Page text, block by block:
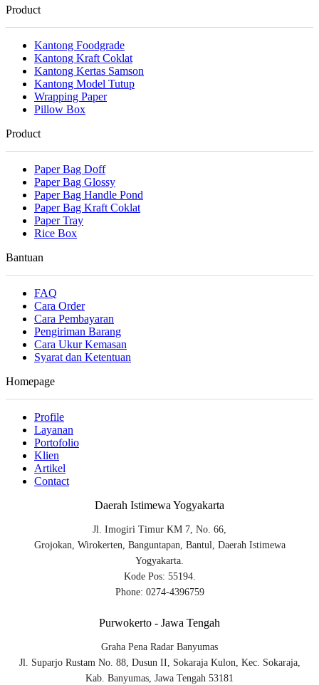
Product
Kantong Foodgrade
Kantong Kraft Coklat
Kantong Kertas Samson
Kantong Model Tutup
Wrapping Paper
Pillow Box
Product
Paper Bag Doff
Paper Bag Glossy
Paper Bag Handle Pond
Paper Bag Kraft Coklat
Paper Tray
Rice Box
Bantuan
FAQ
Cara Order
Cara Pembayaran
Pengiriman Barang
Cara Ukur Kemasan
Syarat dan Ketentuan
Homepage
Profile
Layanan
Portofolio
Klien
Artikel
Contact
Daerah Istimewa Yogyakarta
Jl. Imogiri Timur KM 7, No. 66,
Grojokan, Wirokerten, Banguntapan, Bantul, Daerah Istimewa
Yogyakarta.
Kode Pos: 55194.
Phone: 0274-4396759
Purwokerto - Jawa Tengah
Graha Pena Radar Banyumas
Jl. Suparjo Rustam No. 88, Dusun II, Sokaraja Kulon, Kec. Sokaraja,
Kab. Banyumas, Jawa Tengah 53181